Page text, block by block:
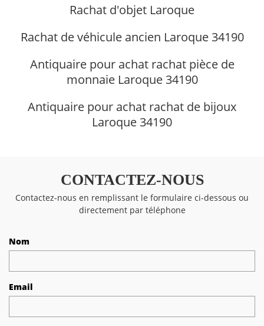
Rachat d'objet Laroque
Rachat de véhicule ancien Laroque 34190
Antiquaire pour achat rachat pièce de
monnaie Laroque 34190
Antiquaire pour achat rachat de bijoux
Laroque 34190
CONTACTEZ-NOUS
Contactez-nous en remplissant le formulaire ci-dessous ou
directement par téléphone
Nom
Email